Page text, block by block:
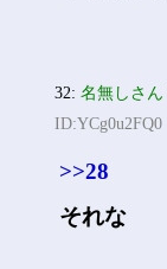
32:名無しさん
ID:YCg0u2FQ0
>>28
それな